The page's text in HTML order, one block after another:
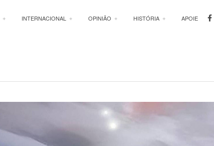
INTERNACIONAL OPINIÃO HISTÓRIA APOIE